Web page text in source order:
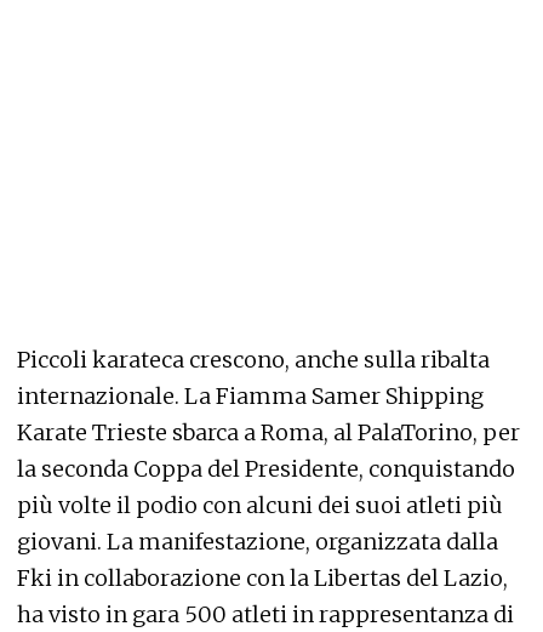
Piccoli karateca crescono, anche sulla ribalta
internazionale. La Fiamma Samer Shipping
Karate Trieste sbarca a Roma, al PalaTorino, per
la seconda Coppa del Presidente, conquistando
più volte il podio con alcuni dei suoi atleti più
giovani. La manifestazione, organizzata dalla
Fki in collaborazione con la Libertas del Lazio,
ha visto in gara 500 atleti in rappresentanza di